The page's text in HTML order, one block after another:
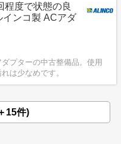
程度で状態の良
インコ製 ACアダ
プターの中古整備品。使用
は少なめです。
15件)